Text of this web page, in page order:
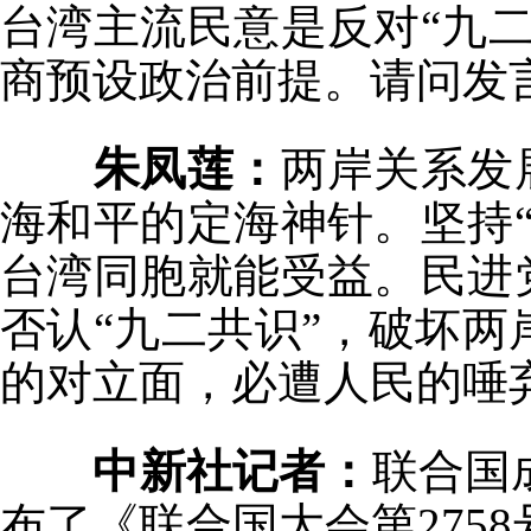
台湾主流民意是反对“九
商预设政治前提。请问发
朱凤莲： 两岸关系发
海和平的定海神针。坚
台湾同胞就能受益。民
否认“九二共识”，破坏
的对立面，必遭人民的唾
中新社记者： 联合国